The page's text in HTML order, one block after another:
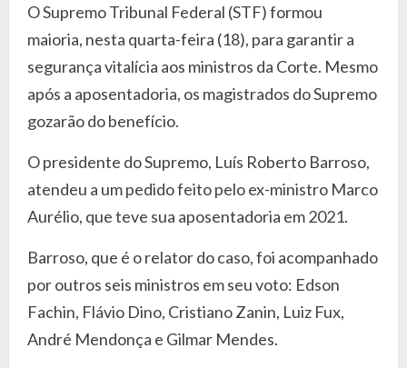
O Supremo Tribunal Federal (STF) formou
maioria, nesta quarta-feira (18), para garantir a
segurança vitalícia aos ministros da Corte. Mesmo
após a aposentadoria, os magistrados do Supremo
gozarão do benefício.
O presidente do Supremo, Luís Roberto Barroso,
atendeu a um pedido feito pelo ex-ministro Marco
Aurélio, que teve sua aposentadoria em 2021.
Barroso, que é o relator do caso, foi acompanhado
por outros seis ministros em seu voto: Edson
Fachin, Flávio Dino, Cristiano Zanin, Luiz Fux,
André Mendonça e Gilmar Mendes.